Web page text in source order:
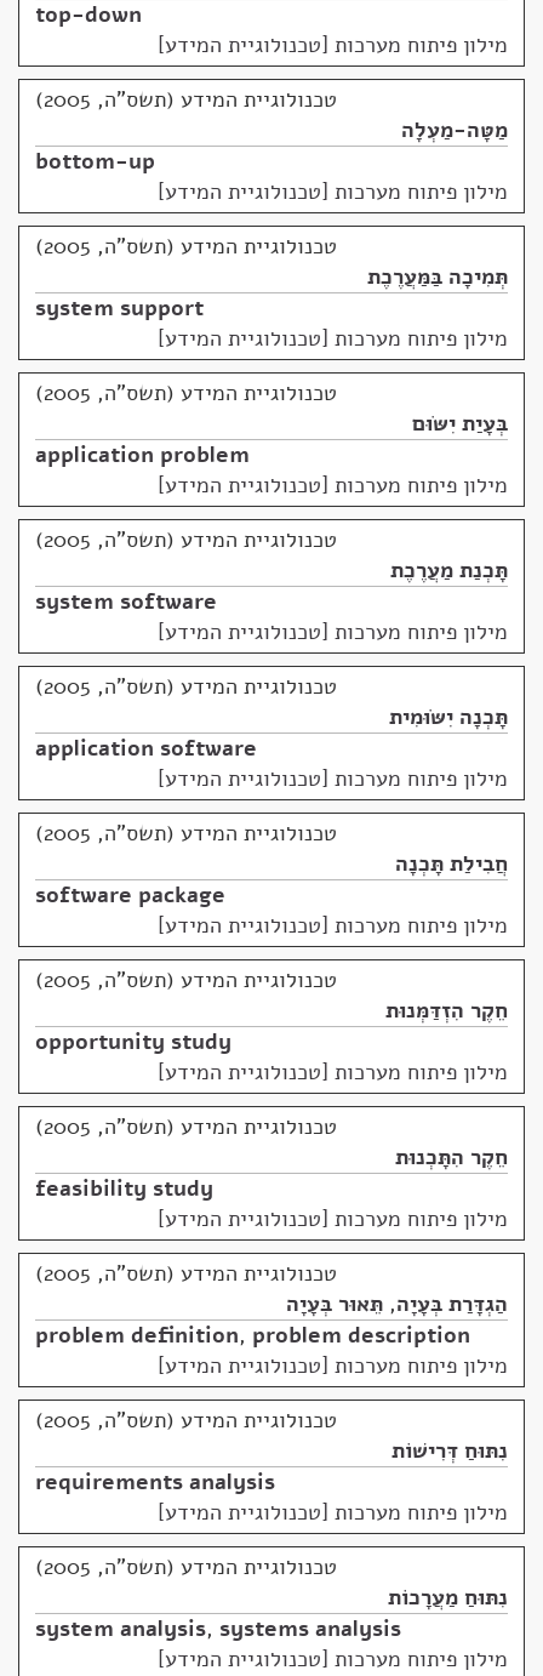
top-down
מילון פיתוח מערכות [טכנולוגיית המידע]
טכנולוגיית המידע (תשס"ה, 2005)
מַטָּה-מַעְלָה
bottom-up
מילון פיתוח מערכות [טכנולוגיית המידע]
טכנולוגיית המידע (תשס"ה, 2005)
תְּמִיכָה בַּמַּעֲרֶכֶת
system support
מילון פיתוח מערכות [טכנולוגיית המידע]
טכנולוגיית המידע (תשס"ה, 2005)
בְּעָיַת יִשּׂוּם
application problem
מילון פיתוח מערכות [טכנולוגיית המידע]
טכנולוגיית המידע (תשס"ה, 2005)
תָּכְנַת מַעֲרֶכֶת
system software
מילון פיתוח מערכות [טכנולוגיית המידע]
טכנולוגיית המידע (תשס"ה, 2005)
תָּכְנָה יִשּׂוּמִית
application software
מילון פיתוח מערכות [טכנולוגיית המידע]
טכנולוגיית המידע (תשס"ה, 2005)
חֲבִילַת תָּכְנָה
software package
מילון פיתוח מערכות [טכנולוגיית המידע]
טכנולוגיית המידע (תשס"ה, 2005)
חֵקֶר הִזְדַּמְּנוּת
opportunity study
מילון פיתוח מערכות [טכנולוגיית המידע]
טכנולוגיית המידע (תשס"ה, 2005)
חֵקֶר הִתָּכְנוּת
feasibility study
מילון פיתוח מערכות [טכנולוגיית המידע]
טכנולוגיית המידע (תשס"ה, 2005)
הַגְדָּרַת בְּעָיָה, תֵּאוּר בְּעָיָה
problem definition, problem description
מילון פיתוח מערכות [טכנולוגיית המידע]
טכנולוגיית המידע (תשס"ה, 2005)
נִתּוּחַ דְּרִישׁוֹת
requirements analysis
מילון פיתוח מערכות [טכנולוגיית המידע]
טכנולוגיית המידע (תשס"ה, 2005)
נִתּוּחַ מַעֲרָכוֹת
system analysis, systems analysis
מילון פיתוח מערכות [טכנולוגיית המידע]